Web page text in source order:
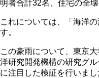
明者合計32名、住宅の全
これについては、「海洋
す。
この豪雨について、東京
洋研究開発機構の研究グ
に注目した検証を行いま